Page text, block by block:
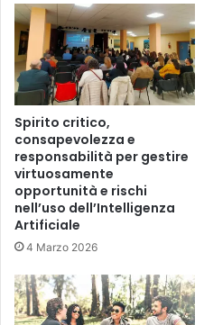
Spirito critico,
consapevolezza e
responsabilità per gestire
virtuosamente
opportunità e rischi
nell’uso dell’Intelligenza
Artificiale
4 Marzo 2026